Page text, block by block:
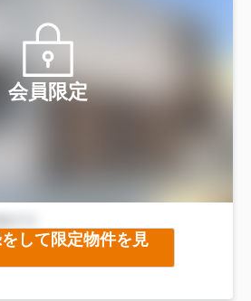
会員限定
して限定物件を見